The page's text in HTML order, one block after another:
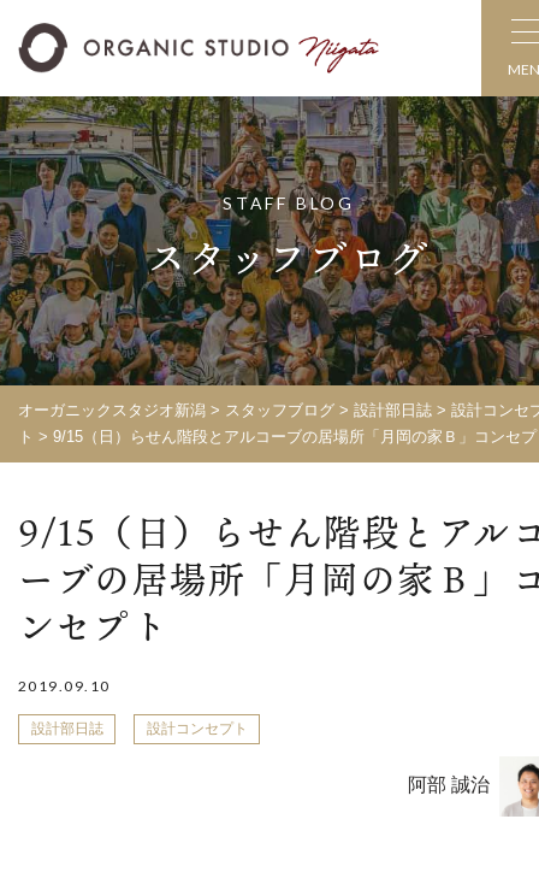
STAFF BLOG
スタッフブログ
オーガニックスタジオ新潟 > スタッフブログ > 設計部日誌 > 設計コンセ
ト > 9/15（日）らせん階段とアルコーブの居場所「月岡の家Ｂ」コンセ
9/15（日）らせん階段とアル
ーブの居場所「月岡の家Ｂ」
ンセプト
2019.09.10
設計部日誌 設計コンセプト
阿部 誠治